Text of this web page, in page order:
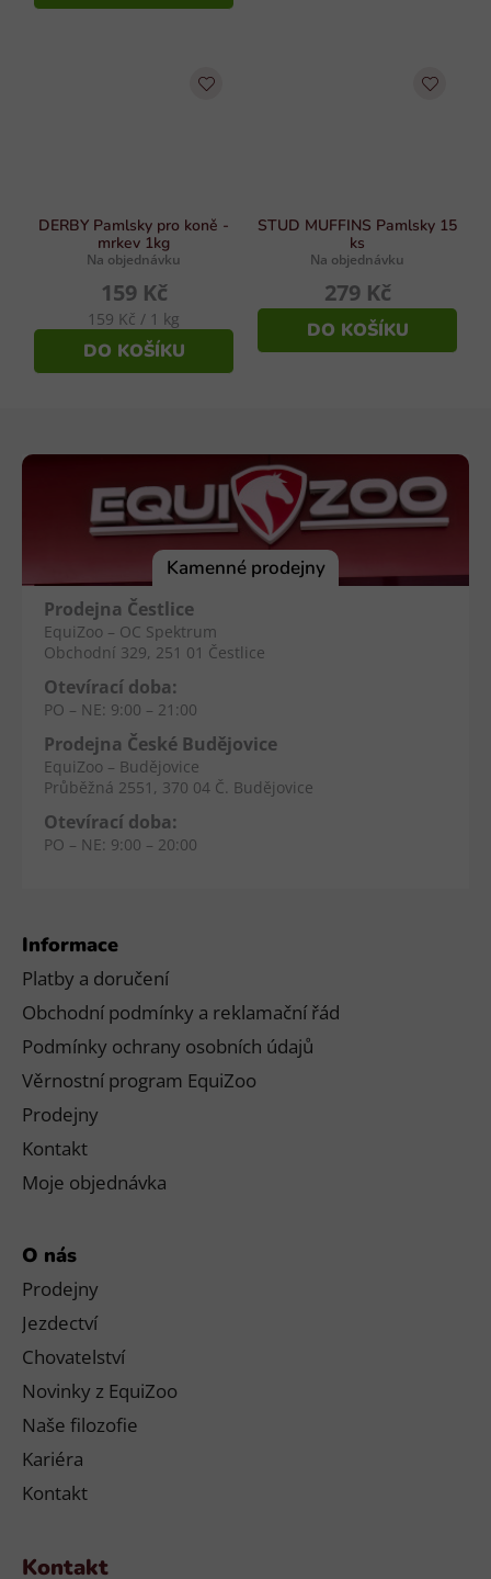
DERBY Pamlsky pro koně -
mrkev 1kg
Na objednávku
159 Kč
Měrná
cena:
159 Kč / 1 kg
DO KOŠÍKU
STUD MUFFINS Pamlsky 15
ks
Na objednávku
279 Kč
DO KOŠÍKU
Informace
Platby a doručení
Obchodní podmínky a reklamační řád
Podmínky ochrany osobních údajů
Věrnostní program EquiZoo
Prodejny
Kontakt
Moje objednávka
O nás
Prodejny
Jezdectví
Chovatelství
Novinky z EquiZoo
Naše filozofie
Kariéra
Kontakt
Kontakt
Kamenné prodejny
Prodejna Čestlice
EquiZoo – OC Spektrum
Obchodní 329, 251 01 Čestlice
Otevírací doba:
PO – NE: 9:00 – 21:00
Prodejna České Budějovice
EquiZoo – Budějovice
Průběžná 2551, 370 04 Č. Budějovice
Otevírací doba:
PO – NE: 9:00 – 20:00